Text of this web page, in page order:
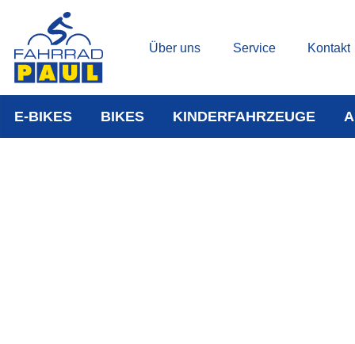
Über uns Service Kontakt
E-BIKES BIKES KINDERFAHRZEUGE